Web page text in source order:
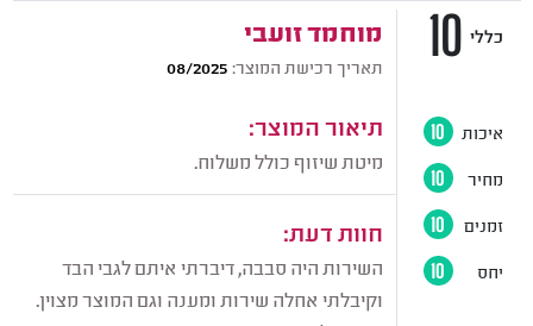
מוחמד זועבי
תאריך רכישת המוצר: 08/2025
תיאור המוצר:
מיטת שיזוף כולל משלוח.
חוות דעת:
השירות היה סבבה, דיברתי איתם לגבי הבד
וקיבלתי אחלה שירות ומענה וגם המוצר מצוין.
10 כללי
איכות 10
מחיר 10
זמנים 10
יחס 10